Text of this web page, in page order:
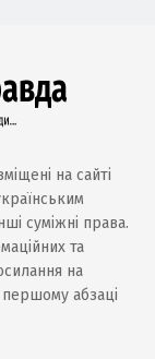
на сайті
суміжні права.
та
на
першому абзаці